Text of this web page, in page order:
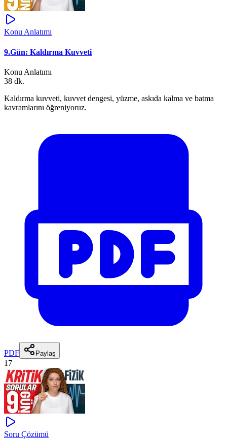
Konu Anlatımı
9.Gün: Kaldırma Kuvveti
Konu Anlatımı
38 dk.
Kaldırma kuvveti, kuvvet dengesi, yüzme, askıda kalma ve batma
kavramlarını öğreniyoruz.
PDF Paylaş
17
Soru Çözümü